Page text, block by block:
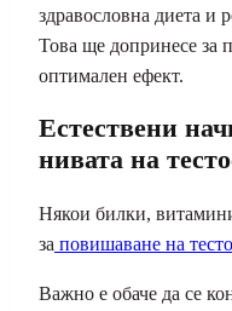
здравословна диета и
Това ще допринесе за
оптимален ефект.
Естествени
нивата на
Някои билки,
за повишаване на
Важно е обаче да се